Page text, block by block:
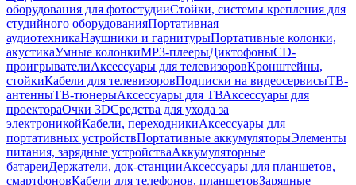
оборудования для фотостудииСтойки, системы крепления для
студийного оборудованияПортативная
аудиотехникаНаушники и гарнитурыПортативные колонки,
акустикаУмные колонкиMP3-плеерыДиктофоныCD-
проигрывателиАксессуары для телевизоровКронштейны,
стойкиКабели для телевизоровПодписки на видеосервисыТВ-
антенныТВ-тюнерыАксессуары для ТВАксессуары для
проектораОчки 3DСредства для ухода за
электроникойКабели, переходникиАксессуары для
портативных устройствПортативные аккумуляторыЭлементы
питания, зарядные устройстваАккумуляторные
батареиДержатели, док-станцииАксессуары для планшетов,
смартфоновКабели для телефонов, планшетовЗарядные